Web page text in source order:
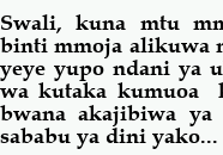
Fataawa Za Ulamaa
Akhlaaq-Aadaab
Swali, kuna mtu
binti mmoja alikuwa
yeye yupo ndani ya
wa kutaka kumuoa
bwana akajibiwa ya
sababu ya dini yako...